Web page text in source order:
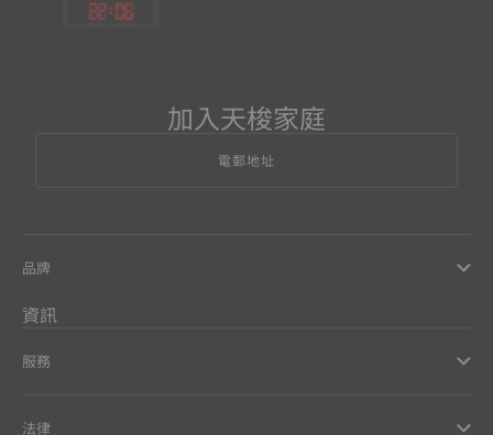
22:06
加入天梭家庭
電郵地址
品牌
資訊
服務
法律